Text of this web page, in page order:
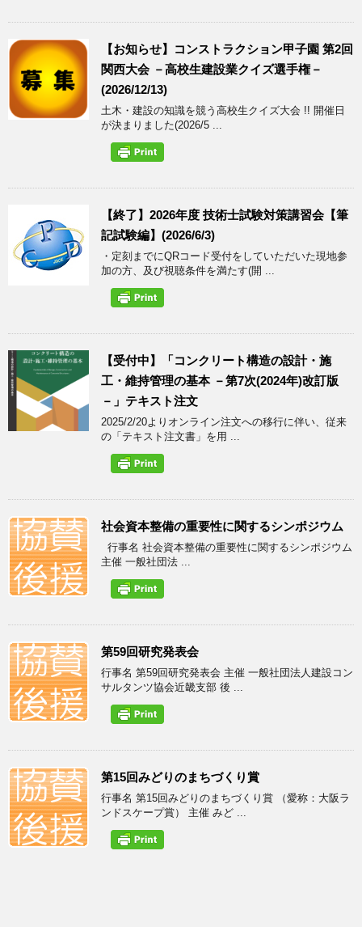
【お知らせ】コンストラクション甲子園 第2回
関西大会 －高校生建設業クイズ選手権－
(2026/12/13)
土木・建設の知識を競う高校生クイズ大会 !! 開催日
が決まりました(2026/5 ...
【終了】2026年度 技術士試験対策講習会【筆
記試験編】(2026/6/3)
・定刻までにQRコード受付をしていただいた現地参
加の方、及び視聴条件を満たす(開 ...
【受付中】「コンクリート構造の設計・施
工・維持管理の基本 －第7次(2024年)改訂版
－」テキスト注文
2025/2/20よりオンライン注文への移行に伴い、従来
の「テキスト注文書」を用 ...
社会資本整備の重要性に関するシンポジウム
行事名 社会資本整備の重要性に関するシンポジウム
主催 一般社団法 ...
第59回研究発表会
行事名 第59回研究発表会 主催 一般社団法人建設コン
サルタンツ協会近畿支部 後 ...
第15回みどりのまちづくり賞
行事名 第15回みどりのまちづくり賞 （愛称：大阪ラ
ンドスケープ賞） 主催 みど ...